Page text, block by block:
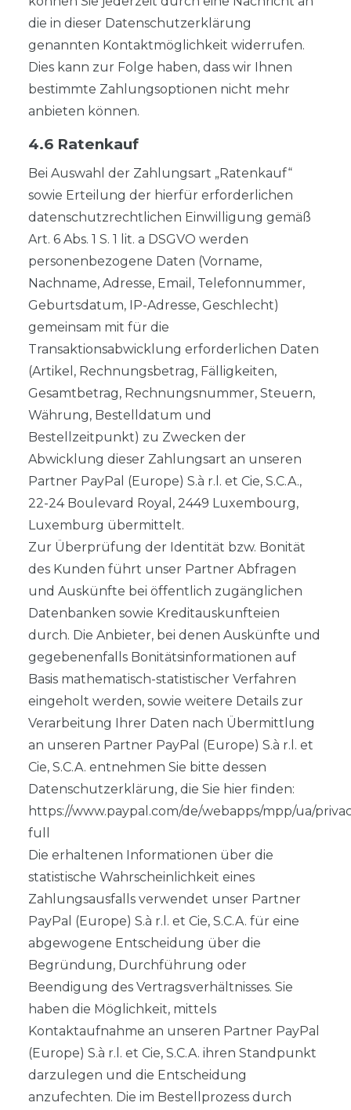
die in dieser Datenschutzerklärung
genannten Kontaktmöglichkeit widerrufen.
Dies kann zur Folge haben, dass wir Ihnen
bestimmte Zahlungsoptionen nicht mehr
anbieten können.
4.6 Ratenkauf
Bei Auswahl der Zahlungsart „Ratenkauf“
sowie Erteilung der hierfür erforderlichen
datenschutzrechtlichen Einwilligung gemäß
Art. 6 Abs. 1 S. 1 lit. a DSGVO werden
personenbezogene Daten (Vorname,
Nachname, Adresse, Email, Telefonnummer,
Geburtsdatum, IP-Adresse, Geschlecht)
gemeinsam mit für die
Transaktionsabwicklung erforderlichen Daten
(Artikel, Rechnungsbetrag, Fälligkeiten,
Gesamtbetrag, Rechnungsnummer, Steuern,
Währung, Bestelldatum und
Bestellzeitpunkt) zu Zwecken der
Abwicklung dieser Zahlungsart an unseren
Partner PayPal (Europe) S.à r.l. et Cie, S.C.A.,
22-24 Boulevard Royal, 2449 Luxembourg,
Luxemburg übermittelt.
Zur Überprüfung der Identität bzw. Bonität
des Kunden führt unser Partner Abfragen
und Auskünfte bei öffentlich zugänglichen
Datenbanken sowie Kreditauskunfteien
durch. Die Anbieter, bei denen Auskünfte und
gegebenenfalls Bonitätsinformationen auf
Basis mathematisch-statistischer Verfahren
eingeholt werden, sowie weitere Details zur
Verarbeitung Ihrer Daten nach Übermittlung
an unseren Partner PayPal (Europe) S.à r.l. et
Cie, S.C.A. entnehmen Sie bitte dessen
Datenschutzerklärung, die Sie hier finden:
https://www.paypal.com/de/webapps/mpp/ua/
full
Die erhaltenen Informationen über die
statistische Wahrscheinlichkeit eines
Zahlungsausfalls verwendet unser Partner
PayPal (Europe) S.à r.l. et Cie, S.C.A. für eine
abgewogene Entscheidung über die
Begründung, Durchführung oder
Beendigung des Vertragsverhältnisses. Sie
haben die Möglichkeit, mittels
Kontaktaufnahme an unseren Partner PayPal
(Europe) S.à r.l. et Cie, S.C.A. ihren Standpunkt
darzulegen und die Entscheidung
anzufechten. Die im Bestellprozess durch